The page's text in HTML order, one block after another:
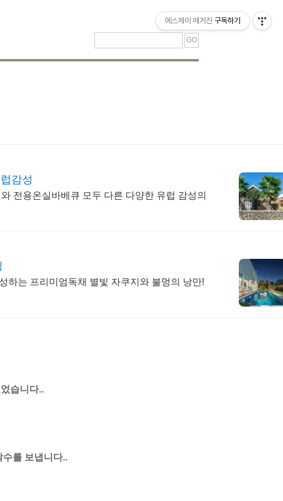
감성
전용온실바베큐 모두 다른 다양한 유럽 감성의
하는 프리미엄독채 별빛 자쿠지와 불멍의 낭만!
습니다..
를 보냅니다..
에스제이 매거진 구독하기